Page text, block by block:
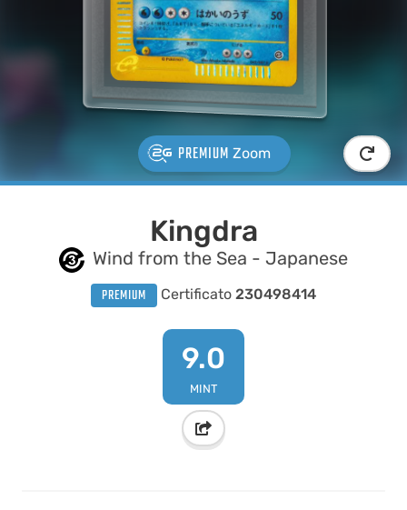
PREMIUM Zoom
Kingdra
Wind from the Sea - Japanese
PREMIUM Certificato 230498414
9.0
MINT